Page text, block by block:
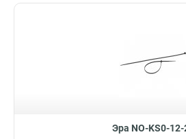
Эра NO-KS0-12-